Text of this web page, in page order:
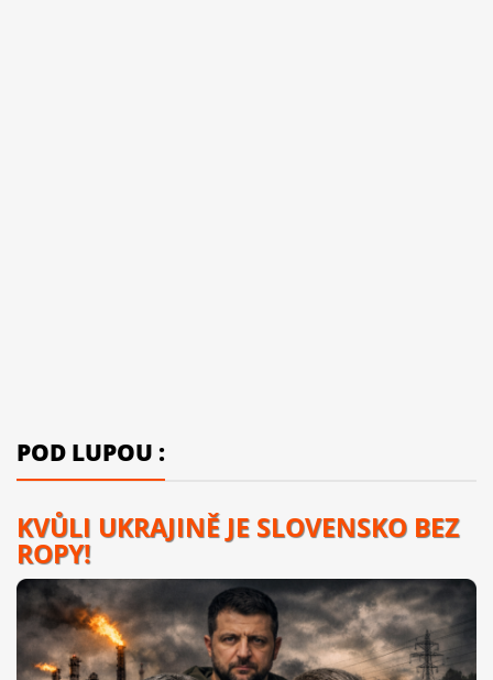
POD LUPOU :
KVŮLI UKRAJINĚ JE SLOVENSKO BEZ
ROPY!